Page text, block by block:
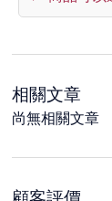
相關文章
尚無相關文章